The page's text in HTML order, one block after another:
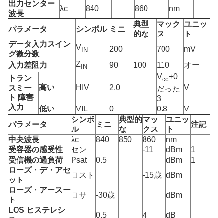
出力センター
波長
λc 840 860 nm
パラメータ シンボル ミニ
典型
的な
マック
ス
ユニッ
ト
データ入力スイン
グ微分数
V IN 200 700
mV
入力差阻力
Z IN 90 100 110
オー
トラン
スミー
ト 障害
入力
高い HIV 2.0
Vcc+0
だった
3
V
低い VIL 0 0.8
V
パラメータ
シンボ
ル
ミニ
典型的
な
マッ
クス
ユニッ
ト
注記
中央波長
λc 840 850 860
nm
受容器の感受性
セン -11 dBm
1
受信機の過負荷
Psat 0.5 dBm
1
ローズ・デ・アセ
ット
ロスト -15歳 dBm
ローズ・アースー
ト
ロサ -30歳
dBm
LOS ヒステレシ
0.5 4 dB